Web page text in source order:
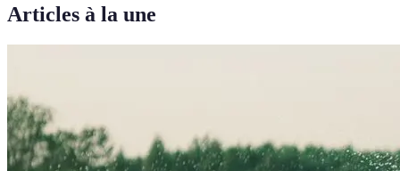
Articles à la une